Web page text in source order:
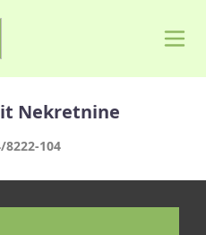
Nekretnine
8222-104